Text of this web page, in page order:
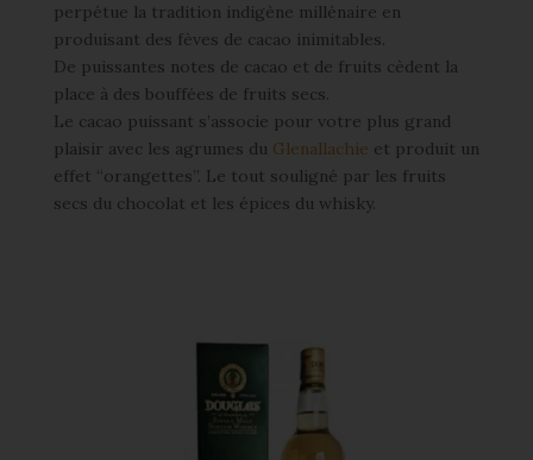
perpétue la tradition indigène millénaire en
produisant des fèves de cacao inimitables.
De puissantes notes de cacao et de fruits cèdent la
place à des bouffées de fruits secs.
Le cacao puissant s’associe pour votre plus grand
plaisir avec les agrumes du Glenallachie et produit un
effet “orangettes”. Le tout souligné par les fruits
secs du chocolat et les épices du whisky.